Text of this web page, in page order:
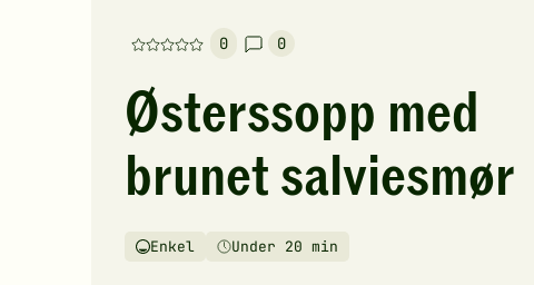
0
Denne
har
foreløpig
ingen
vurderinger.
Bli
første
0
Østerssopp med
brunet salviesmør
Vanskelighetsgrad
Enkel
TilberedningstidUnder 20 min